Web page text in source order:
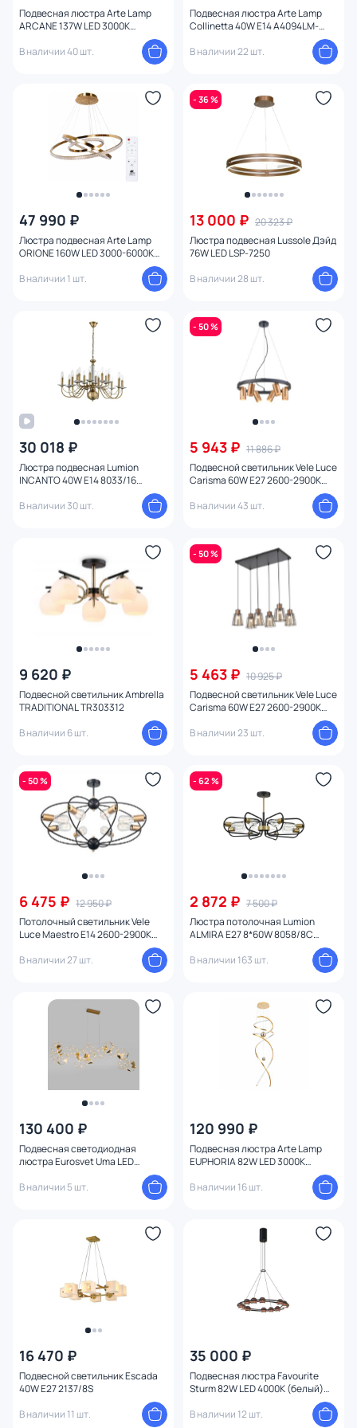
Подвесная люстра Arte Lamp
ARCANE 137W LED 3000К
В наличии 40 шт.
Подвесная люстра Arte Lamp
Collinetta 40W E14 A4094LM-
В наличии 22 шт.
47 990 ₽
Люстра подвесная Arte Lamp
ORIONE 160W LED 3000-6000К
A2182SP-160PB
В наличии 1 шт.
- 36 %
13 000 ₽ 20 323 ₽
Люстра подвесная Lussole Дэйд
76W LED LSP-7250
В наличии 28 шт.
30 018 ₽
Люстра подвесная Lumion
INCANTO 40W E14 8033/16
В наличии 30 шт.
- 50 %
5 943 ₽ 11 886 ₽
Подвесной светильник Vele Luce
Carisma 60W E27 2600-2900К
В наличии 43 шт.
9 620 ₽
Подвесной светильник Ambrella
TRADITIONAL TR303312
В наличии 6 шт.
- 50 %
5 463 ₽ 10 925 ₽
Подвесной светильник Vele Luce
Carisma 60W E27 2600-2900К
В наличии 23 шт.
- 50 %
6 475 ₽ 12 950 ₽
Потолочный светильник Vele
Luce Maestro E14 2600-2900К
В наличии 27 шт.
- 62 %
2 872 ₽ 7 500 ₽
Люстра потолочная Lumion
ALMIRA E27 8*60W 8058/8C
В наличии 163 шт.
130 400 ₽
Подвесная светодиодная
люстра Eurosvet Uma LED
3000K(теплый) 90368/14 медь
В наличии 5 шт.
120 990 ₽
Подвесная люстра Arte Lamp
EUPHORIA 82W LED 3000К
В наличии 16 шт.
16 470 ₽
Подвесной светильник Escada
40W E27 2137/8S
В наличии 11 шт.
35 000 ₽
Подвесная люстра Favourite
Sturm 82W LED 4000К (белый)
В наличии 12 шт.
Цоколь
Цвет свечения
Тип помещения
Назначение
Количество колец
Вид рассеивателя
Количество плафонов
Оформление
Функции
Способ крепления
Степень пыле-влагозащиты
Мощность ламп